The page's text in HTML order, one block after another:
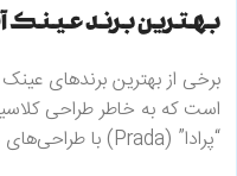
بهترین برند عینک
برخی از بهترین برندهای
است که به خاطر طراحی
“پرادا” (Prada) با طراحی‌های مدرن و لوکس، گزینه‌ای محبوب است.